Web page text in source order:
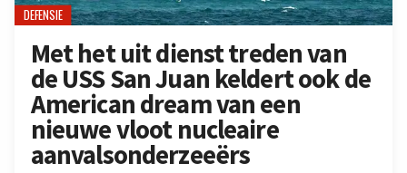
DEFENSIE
Met het uit dienst treden van
de USS San Juan keldert ook de
American dream van een
nieuwe vloot nucleaire
aanvalsonderzeeërs